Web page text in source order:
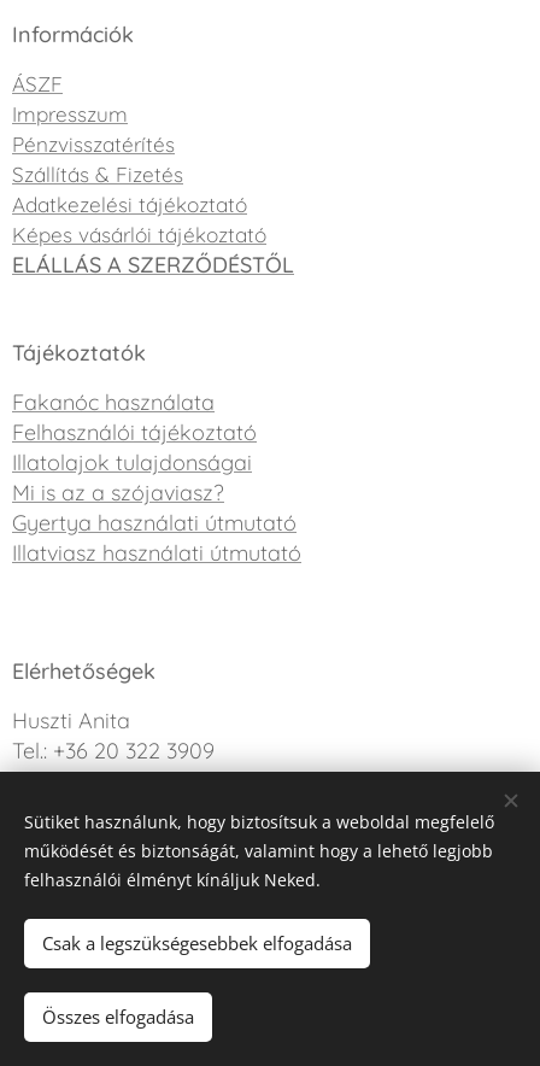
Információk
ÁSZF
Impresszum
Pénzvisszatérítés
Szállítás & Fizetés
Adatkezelési tájékoztató
Képes vásárlói tájékoztató
ELÁLLÁS A SZERZŐDÉSTŐL
Tájékoztatók
Fakanóc használata
Felhasználói tájékoztató
Illatolajok tulajdonságai
Mi is az a szójaviasz?
Gyertya használati útmutató
Illatviasz használati útmutató
Elérhetőségek
Huszti Anita
Tel.: +36 20 322 3909
Kérdésed van? Írj nekünk!
Az oldalt a Webnode működteti
Sütiket használunk, hogy biztosítsuk a weboldal megfelelő
működését és biztonságát, valamint hogy a lehető legjobb
felhasználói élményt kínáljuk Neked.
Csak a legszükségesebbek elfogadása
Összes elfogadása